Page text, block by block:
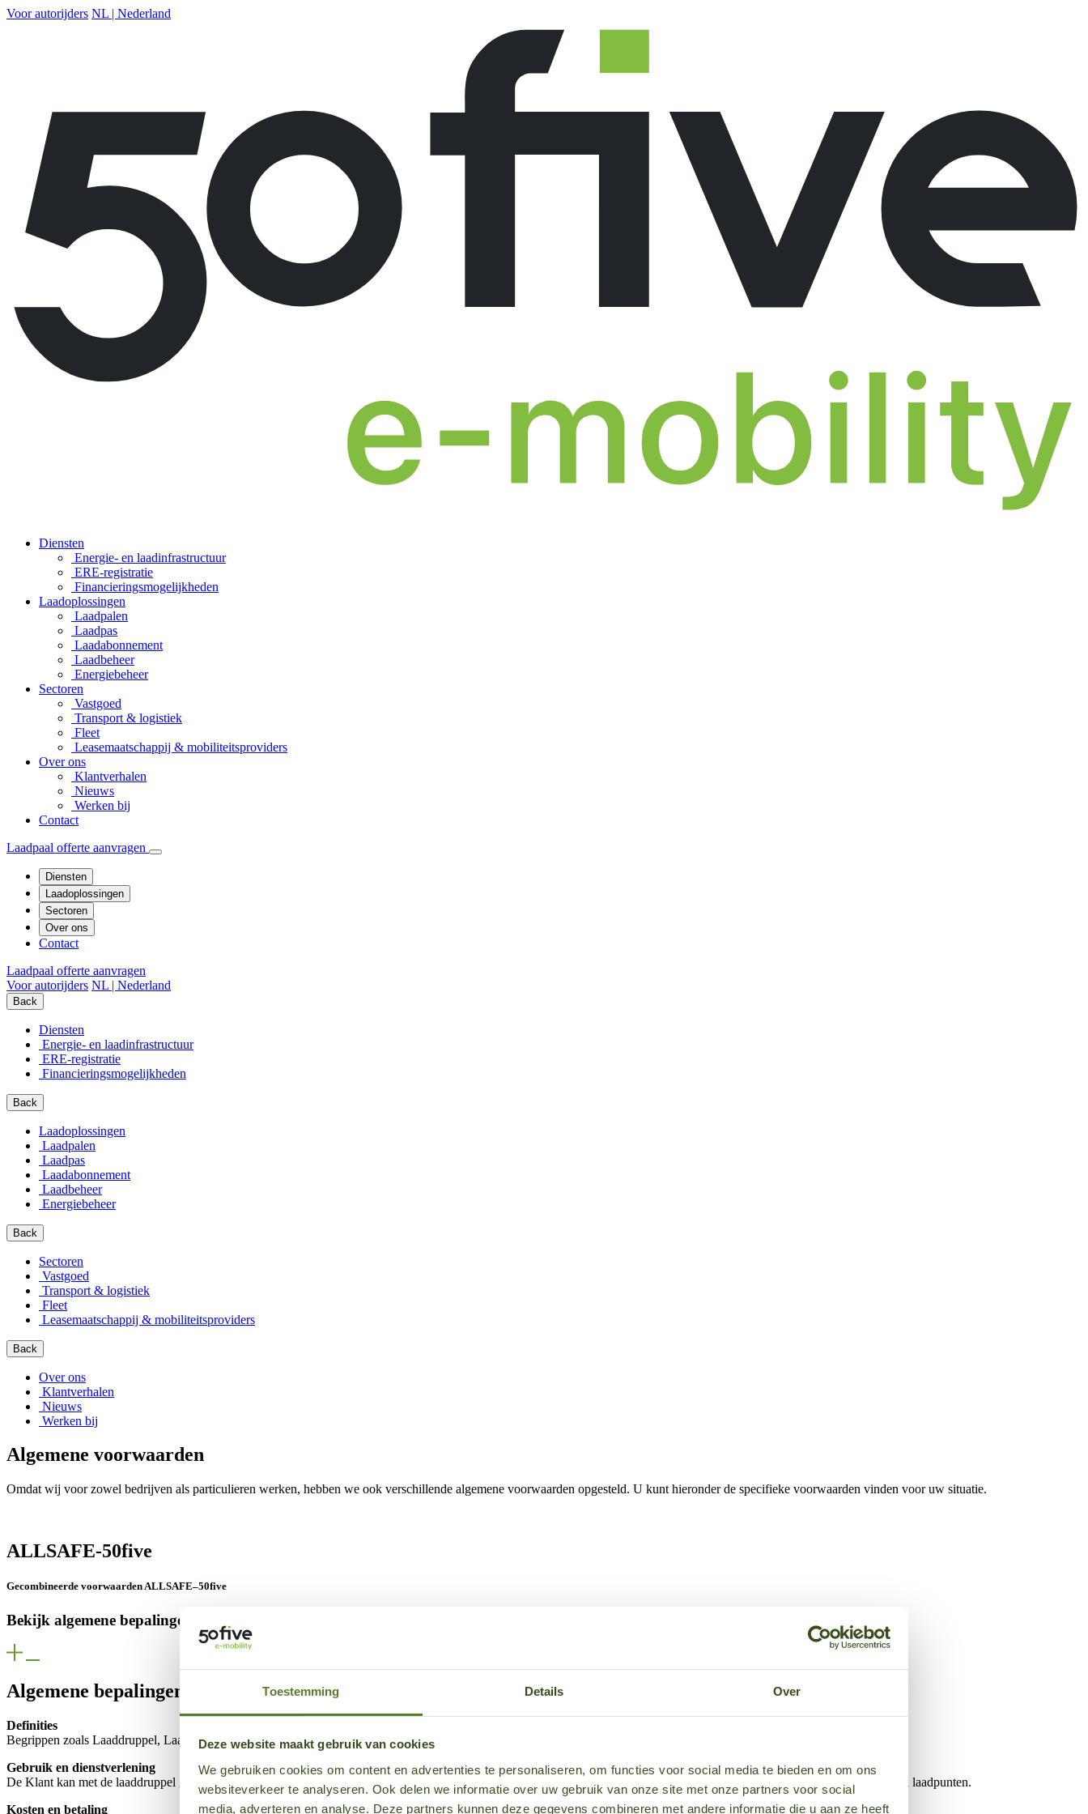
Toestemming Details Over
Deze website maakt gebruik van cookies
We gebruiken cookies om content en advertenties te personaliseren, om functies voor social media te bieden en om ons
websiteverkeer te analyseren. Ook delen we informatie over uw gebruik van onze site met onze partners voor social
media, adverteren en analyse. Deze partners kunnen deze gegevens combineren met andere informatie die u aan ze heeft
Voor autorijders NL | Nederland
Diensten
Energie- en laadinfrastructuur
ERE-registratie
Financierings­mogelijkheden
Laadoplossingen
Laadpalen
Laadpas
Laadabonnement
Laadbeheer
Energiebeheer
Sectoren
Vastgoed
Transport & logistiek
Fleet
Leasemaatschappij & mobiliteitsproviders
Over ons
Klantverhalen
Nieuws
Werken bij
Contact
Laadpaal offerte aanvragen
Diensten
Laadoplossingen
Sectoren
Over ons
Contact
Laadpaal offerte aanvragen
Voor autorijders NL | Nederland
Back
Diensten
Energie- en laadinfrastructuur
ERE-registratie
Financierings­mogelijkheden
Back
Laadoplossingen
Laadpalen
Laadpas
Laadabonnement
Laadbeheer
Energiebeheer
Back
Sectoren
Vastgoed
Transport & logistiek
Fleet
Leasemaatschappij & mobiliteitsproviders
Back
Over ons
Klantverhalen
Nieuws
Werken bij
Algemene voorwaarden
Omdat wij voor zowel bedrijven als particulieren werken, hebben we ook verschillende algemene voorwaarden opgesteld. U kunt hieronder de specifieke voorwaarden vinden voor uw situatie.
ALLSAFE-50five
Gecombineerde voorwaarden ALLSAFE–50five
Bekijk algemene bepalingen 50five
Algemene bepalingen 50five
Definities
Begrippen zoals Laaddruppel, Laadpunt, Klant, Diensten en Netwerk hebben dezelfde betekenis als in de algemene voorwaarden van 50five.
Gebruik en dienstverlening
De Klant kan met de laaddruppel gebruik maken van het 50five-netwerk en, waar van toepassing, partnernetwerken. 50five garandeert geen ononderbroken beschikbaarheid van laadpunten.
Kosten en betaling